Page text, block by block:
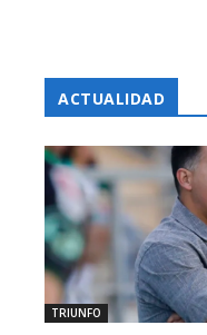
ACTUALIDAD
TRIUNFO